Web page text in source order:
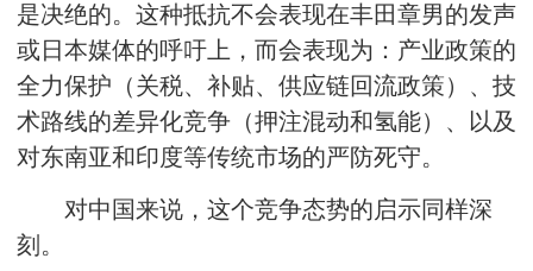
是决绝的。这种抵抗不会表现在丰田章男的发声
或日本媒体的呼吁上，而会表现为：产业政策的
全力保护（关税、补贴、供应链回流政策）、技
术路线的差异化竞争（押注混动和氢能）、以及
对东南亚和印度等传统市场的严防死守。
对中国来说，这个竞争态势的启示同样深
刻。